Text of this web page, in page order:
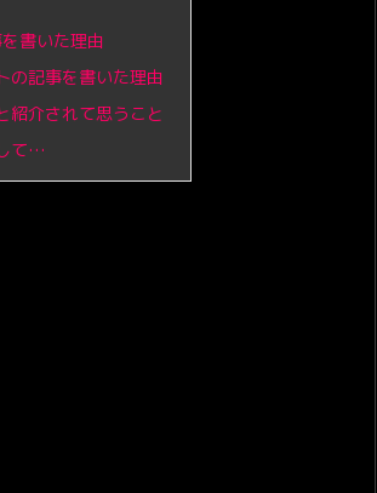
書いた理由
の記事を書いた理由
紹介されて思うこと
て…